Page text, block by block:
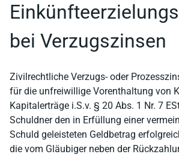
bei Verzugszinsen
Zivilrechtliche Verzugs- oder
für die unfreiwillige Vorenthaltung von
Kapitalerträge i.S.v. § 20 Abs. 1 Nr. 7
Schuldner den in Erfüllung einer
Schuld geleisteten Geldbetrag
die vom Gläubiger neben der